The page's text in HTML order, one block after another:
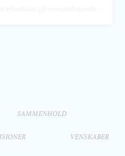
SAMMENHOLD
VENSKABER